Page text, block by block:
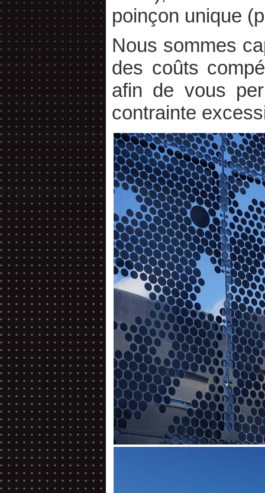
poinçon unique
Nous sommes
des coûts
afin de vous
contrainte